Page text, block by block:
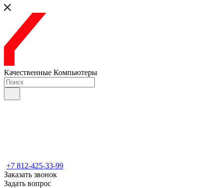
Качественные Компьютеры
+7 812-425-33-99
Заказать звонок
Задать вопрос